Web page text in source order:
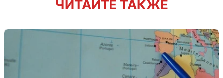
ЧИТАЙТЕ ТАКЖЕ